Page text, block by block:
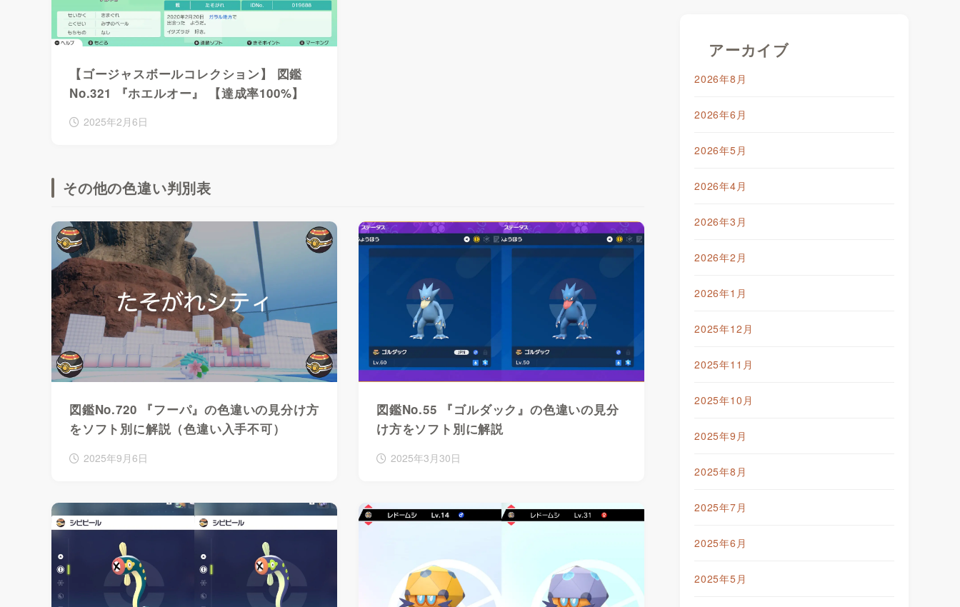
【ゴージャスボールコレクション】 図鑑
No.321 『ホエルオー』 【達成率100%】
2025年2月6日
その他の色違い判別表
図鑑No.720 『フーパ』の色違いの見分け方
をソフト別に解説（色違い入手不可）
2025年9月6日
図鑑No.55 『ゴルダック』の色違いの見分
け方をソフト別に解説
2025年3月30日
アーカイブ
2026年8月
2026年6月
2026年5月
2026年4月
2026年3月
2026年2月
2026年1月
2025年12月
2025年11月
2025年10月
2025年9月
2025年8月
2025年7月
2025年6月
2025年5月